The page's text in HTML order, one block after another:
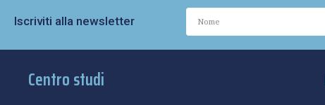
Iscriviti alla newsletter
Centro studi